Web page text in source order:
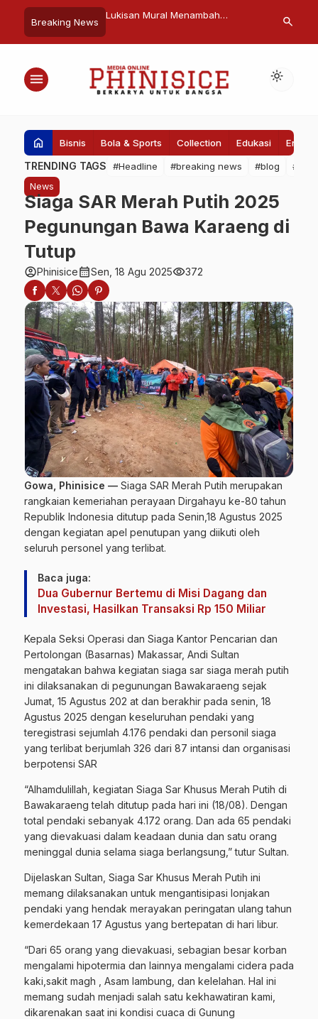
Breaking News
Lorong Wisata di
Tamangapa
Muhammadiyah Kota Makassar
Idul Adha di Pelataran Pantai
Perusda
search
menu light_mode
home Bisnis Bola & Sports Collection Edukasi
TRENDING TAGS #Headline #breaking news #blog
News
Siaga SAR Merah Putih 2025
Pegunungan Bawa Karaeng di
Tutup
account_circlePhinisicecalendar_monthSen, 18 Agu 2025visibility372
Gowa, Phinisice — Siaga SAR Merah Putih merupakan
rangkaian kemeriahan perayaan Dirgahayu ke-80 tahun
Republik Indonesia ditutup pada Senin,18 Agustus 2025
dengan kegiatan apel penutupan yang diikuti oleh
seluruh personel yang terlibat.
Baca juga:
Dua Gubernur Bertemu di Misi Dagang dan
Investasi, Hasilkan Transaksi Rp 150 Miliar
Kepala Seksi Operasi dan Siaga Kantor Pencarian dan
Pertolongan (Basarnas) Makassar, Andi Sultan
mengatakan bahwa kegiatan siaga sar siaga merah putih
ini dilaksanakan di pegunungan Bawakaraeng sejak
Jumat, 15 Agustus 202 at dan berakhir pada senin, 18
Agustus 2025 dengan keseluruhan pendaki yang
teregistrasi sejumlah 4.176 pendaki dan personil siaga
yang terlibat berjumlah 326 dari 87 intansi dan organisasi
berpotensi SAR
“Alhamdulillah, kegiatan Siaga Sar Khusus Merah Putih di
Bawakaraeng telah ditutup pada hari ini (18/08). Dengan
total pendaki sebanyak 4.172 orang. Dan ada 65 pendaki
yang dievakuasi dalam keadaan dunia dan satu orang
meninggal dunia selama siaga berlangsung,” tutur Sultan.
Dijelaskan Sultan, Siaga Sar Khusus Merah Putih ini
memang dilaksanakan untuk mengantisipasi lonjakan
pendaki yang hendak merayakan peringatan ulang tahun
kemerdekaan 17 Agustus yang bertepatan di hari libur.
“Dari 65 orang yang dievakuasi, sebagian besar korban
mengalami hipotermia dan lainnya mengalami cidera pada
kaki,sakit magh , Asam lambung, dan kelelahan. Hal ini
memang sudah menjadi salah satu kekhawatiran kami,
dikarenakan saat ini kondisi cuaca di Gunung